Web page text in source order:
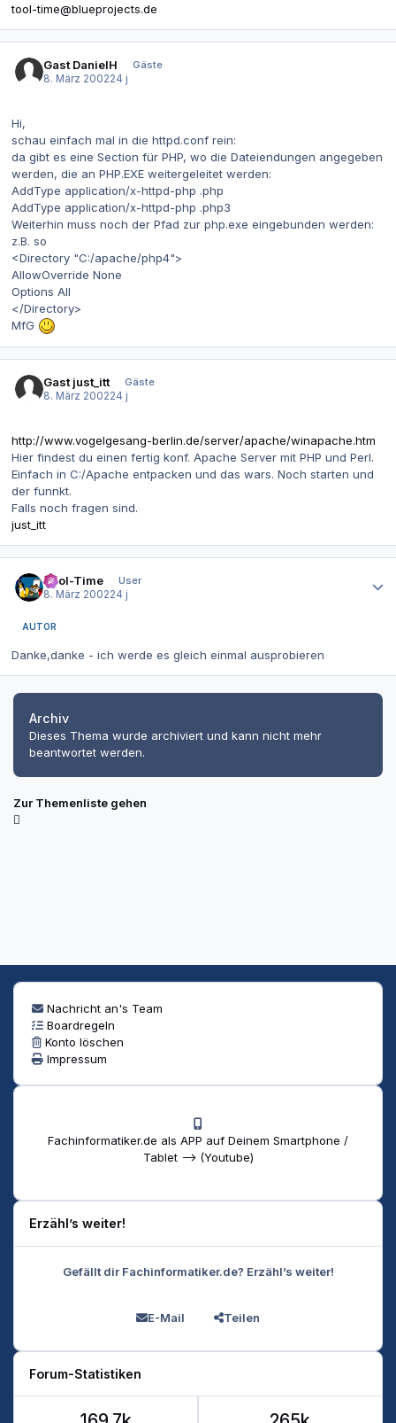
tool-time@blueprojects.de
Gast DanielH
Gäste
8. März 200224 j
Hi,
schau einfach mal in die httpd.conf rein:
da gibt es eine Section für PHP, wo die Dateiendungen angegeben
werden, die an PHP.EXE weitergeleitet werden:
AddType application/x-httpd-php .php
AddType application/x-httpd-php .php3
Weiterhin muss noch der Pfad zur php.exe eingebunden werden:
z.B. so
<Directory "C:/apache/php4">
AllowOverride None
Options All
</Directory>
MfG
Gast just_itt
Gäste
8. März 200224 j
http://www.vogelgesang-berlin.de/server/apache/winapache.htm
Hier findest du einen fertig konf. Apache Server mit PHP und Perl.
Einfach in C:/Apache entpacken und das wars. Noch starten und
der funnkt.
Falls noch fragen sind.
just_itt
Tool-Time
User
8. März 200224 j
AUTOR
Danke,danke - ich werde es gleich einmal ausprobieren
Archiv
Dieses Thema wurde archiviert und kann nicht mehr
beantwortet werden.
Zur Themenliste gehen
Nachricht an's Team
Boardregeln
Konto löschen
Impressum
Fachinformatiker.de als APP auf Deinem Smartphone /
Tablet --> (Youtube)
Erzähl’s weiter!
Gefällt dir Fachinformatiker.de? Erzähl’s weiter!
E-Mail Teilen
Forum-Statistiken